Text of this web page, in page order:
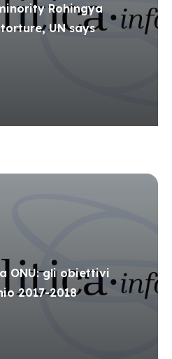
Rohingya
UN says
ONU: gli obiettivi
2017-2018